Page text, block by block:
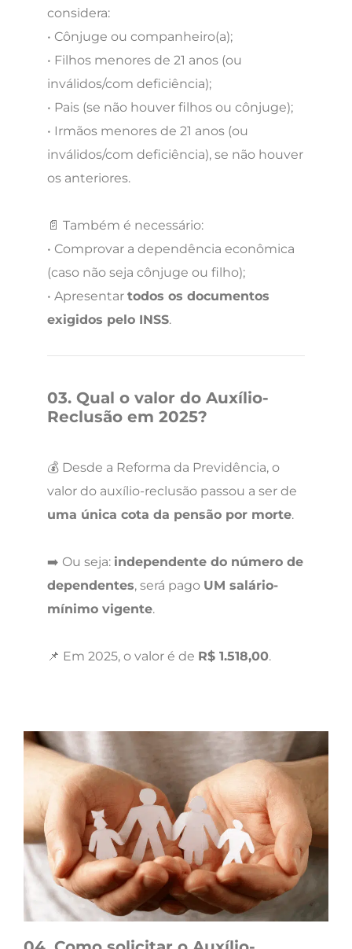
considera:
• Cônjuge ou companheiro(a);
• Filhos menores de 21 anos (ou
inválidos/com deficiência);
• Pais (se não houver filhos ou cônjuge);
• Irmãos menores de 21 anos (ou
inválidos/com deficiência), se não houver
os anteriores.
📄 Também é necessário:
• Comprovar a dependência econômica
(caso não seja cônjuge ou filho);
• Apresentar todos os documentos
exigidos pelo INSS.
03. Qual o valor do Auxílio-
Reclusão em 2025?
💰 Desde a Reforma da Previdência, o
valor do auxílio-reclusão passou a ser de
uma única cota da pensão por morte.
➡️ Ou seja: independente do número de
dependentes, será pago UM salário-
mínimo vigente.
📌 Em 2025, o valor é de R$ 1.518,00.